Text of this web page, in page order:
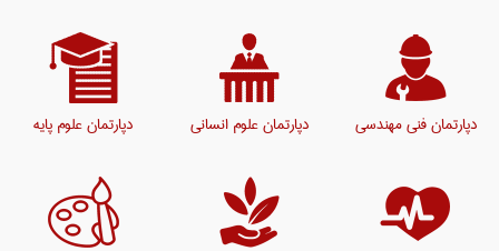
دپارتمان فنی مهندسی دپارتمان علوم انسانی دپارتمان علوم پایه